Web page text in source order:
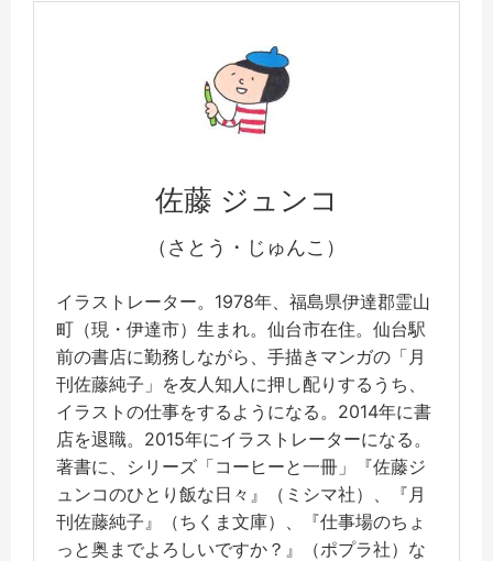
佐藤 ジュンコ
（さとう・じゅんこ）
イラストレーター。1978年、福島県伊達郡霊山
町（現・伊達市）生まれ。仙台市在住。仙台駅
前の書店に勤務しながら、手描きマンガの「月
刊佐藤純子」を友人知人に押し配りするうち、
イラストの仕事をするようになる。2014年に書
店を退職。2015年にイラストレーターになる。
著書に、シリーズ「コーヒーと一冊」『佐藤ジ
ュンコのひとり飯な日々』（ミシマ社）、『月
刊佐藤純子』（ちくま文庫）、『仕事場のちょ
っと奥までよろしいですか？』（ポプラ社）な